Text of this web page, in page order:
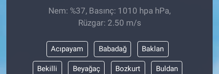
Nem: %37, Basınç: 1010 hpa hPa,
Rüzgar: 2.50 m/s
Acıpayam Babadağ Baklan
Bekilli Beyağaç Bozkurt Buldan